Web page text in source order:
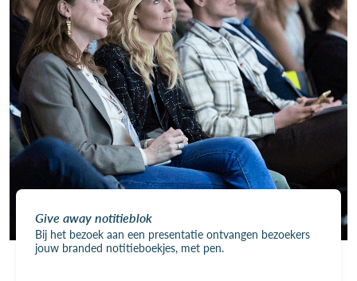
Give away notitieblok
Bij het bezoek aan een presentatie ontvangen bezoekers
jouw branded notitieboekjes, met pen.